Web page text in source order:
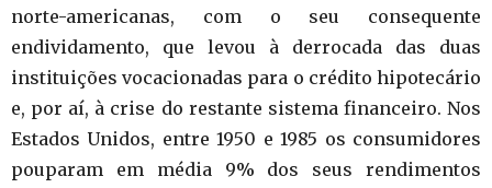
norte-americanas, com o seu consequente
endividamento, que levou à derrocada das duas
instituições vocacionadas para o crédito hipotecário
e, por aí, à crise do restante sistema financeiro. Nos
Estados Unidos, entre 1950 e 1985 os consumidores
pouparam em média 9% dos seus rendimentos